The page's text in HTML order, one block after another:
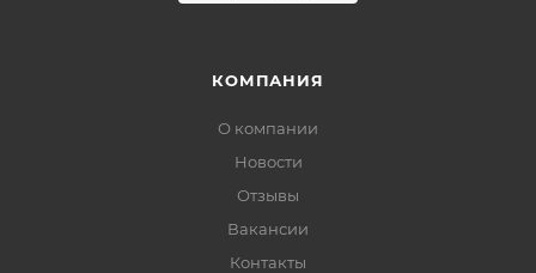
КОМПАНИЯ
О компании
Новости
Отзывы
Вакансии
Контакты